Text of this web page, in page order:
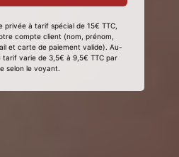
privée à tarif spécial de 15€ TTC,
compte client (nom, prénom,
et carte de paiement valide). Au-
tarif varie de 3,5€ à 9,5€ TTC par
selon le voyant.